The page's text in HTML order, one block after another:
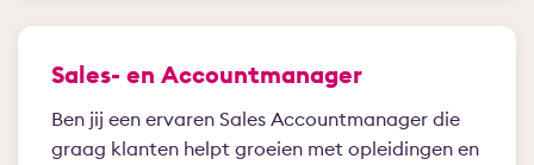
Sales- en Accountmanager
Ben jij een ervaren Sales Accountmanager die
graag klanten helpt groeien met opleidingen en